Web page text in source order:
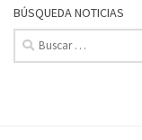
BÚSQUEDA NOTICIAS
Buscar: